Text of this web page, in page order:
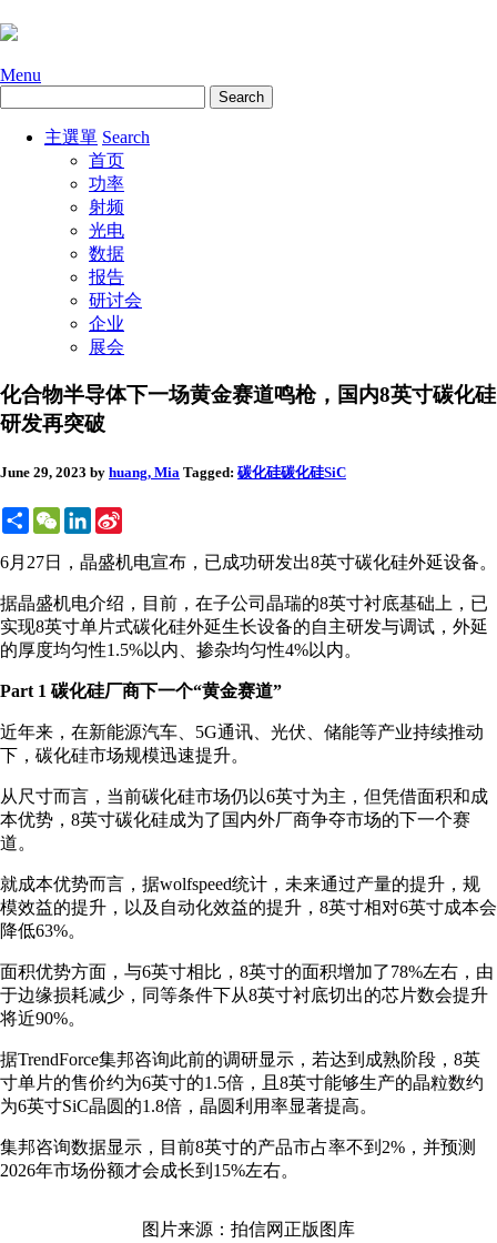
Menu
主選單 Search
首页
功率
射频
光电
数据
报告
研讨会
企业
展会
化合物半导体下一场黄金赛道鸣枪，国内8英寸碳化硅
研发再突破
June 29, 2023 by huang, Mia Tagged: 碳化硅碳化硅SiC
ShareWeChatLinkedIn
6月27日，晶盛机电宣布，已成功研发出8英寸碳化硅外延设备。
据晶盛机电介绍，目前，在子公司晶瑞的8英寸衬底基础上，已
实现8英寸单片式碳化硅外延生长设备的自主研发与调试，外延
的厚度均匀性1.5%以内、掺杂均匀性4%以内。
Part 1 碳化硅厂商下一个“黄金赛道”
近年来，在新能源汽车、5G通讯、光伏、储能等产业持续推动
下，碳化硅市场规模迅速提升。
从尺寸而言，当前碳化硅市场仍以6英寸为主，但凭借面积和成
本优势，8英寸碳化硅成为了国内外厂商争夺市场的下一个赛
道。
就成本优势而言，据wolfspeed统计，未来通过产量的提升，规
模效益的提升，以及自动化效益的提升，8英寸相对6英寸成本会
降低63%。
面积优势方面，与6英寸相比，8英寸的面积增加了78%左右，由
于边缘损耗减少，同等条件下从8英寸衬底切出的芯片数会提升
将近90%。
据TrendForce集邦咨询此前的调研显示，若达到成熟阶段，8英
寸单片的售价约为6英寸的1.5倍，且8英寸能够生产的晶粒数约
为6英寸SiC晶圆的1.8倍，晶圆利用率显著提高。
集邦咨询数据显示，目前8英寸的产品市占率不到2%，并预测
2026年市场份额才会成长到15%左右。
图片来源：拍信网正版图库